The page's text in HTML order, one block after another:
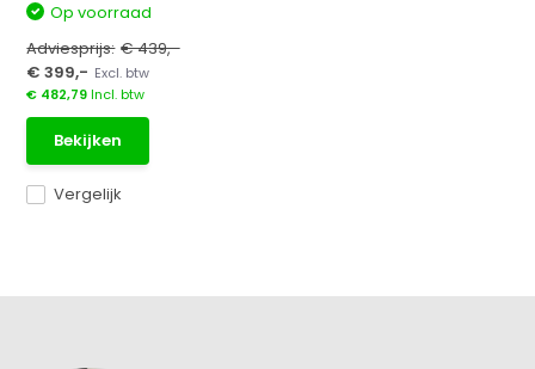
Vergelijk
Op voorraad
Adviesprijs: € 439,-
€ 399,- Excl. btw
€ 482,79Incl. btw
Bekijken